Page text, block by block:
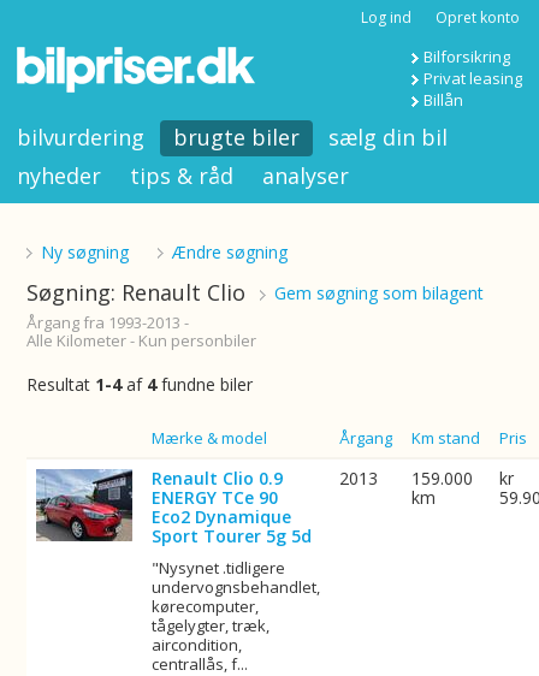
Log ind Opret konto
Bilforsikring
Privat leasing
Billån
bilvurdering brugte biler
sælg din bil
nyheder
tips & råd analyser
Ny søgning Ændre søgning
Søgning: Renault Clio Gem søgning som bilagent
Årgang fra 1993-2013 -
Alle Kilometer - Kun personbiler
Resultat 1-4af 4fundne biler
Mærke & model Årgang Km stand Pris
Renault Clio 0.9
ENERGY TCe 90
Eco2 Dynamique
Sport Tourer 5g 5d
"Nysynet .tidligere
undervognsbehandlet,
kørecomputer,
tågelygter, træk,
aircondition,
centrallås, f...
2013
159.000
km
kr